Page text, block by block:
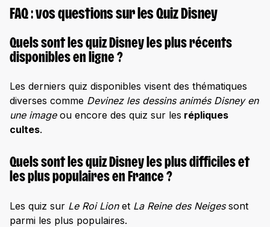
FAQ : vos questions sur les Quiz Disney
Quels sont les quiz Disney les plus récents
disponibles en ligne ?
Les derniers quiz disponibles visent des thématiques
diverses comme Devinez les dessins animés Disney en
une imageou encore des quiz sur les répliques
cultes.
Quels sont les quiz Disney les plus difficiles et
les plus populaires en France ?
Les quiz sur Le Roi Lionet La Reine des Neigessont
parmi les plus populaires.